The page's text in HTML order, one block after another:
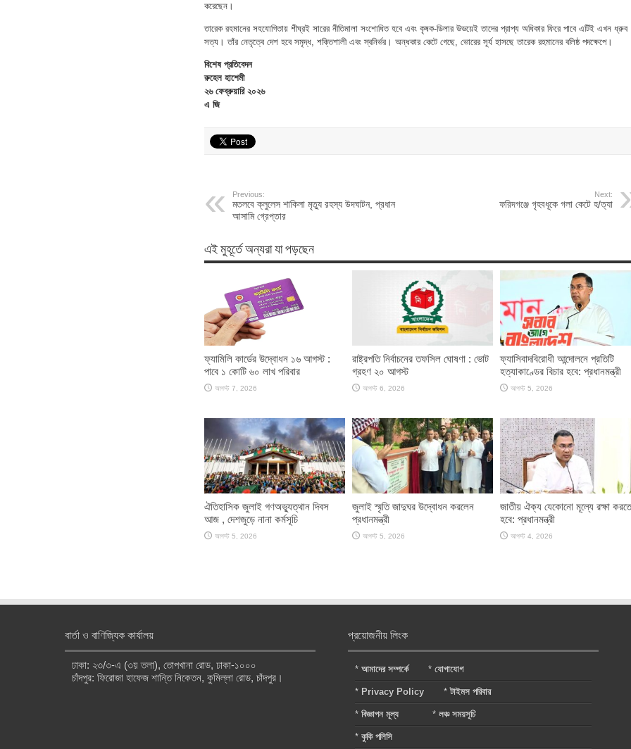
করেছেন।
তারেক রহমানের সহযোগিতায় শীঘ্রই সারের নীতিমালা সংশোধিত হবে এবং কৃষক-ডিলার উভয়েই তাদের প্রাপ্য অধিকার ফিরে পাবে এটিই এখন ধ্রুব
সত্য। তাঁর নেতৃত্বে দেশ হবে সমৃদ্ধ, শক্তিশালী এবং স্বনির্ভর। অন্ধকার কেটে গেছে, ভোরের সূর্য হাসছে তারেক রহমানের বলিষ্ঠ পদক্ষেপে।
বিশেষ প্রতিবেদন
রুহেল হাশেমী
২৬ ফেব্রুয়ারি ২০২৬
এ জি
Previous:
মতলবে ক্লুলেস শাকিলা মৃত্যু রহস্য উদঘাটন, প্রধান
আসামি গ্রেপ্তার
Next:
ফরিদগঞ্জে গৃহবধূকে গলা কেটে হ/ত্যা
এই মুহূর্তে অন্যরা যা পড়ছেন
ফ্যামিলি কার্ডের উদ্বোধন ১৬ আগস্ট :
পাবে ১ কোটি ৬০ লাখ পরিবার
আগস্ট 7, 2026
রাষ্ট্রপতি নির্বাচনের তফসিল ঘোষণা : ভোট
গ্রহণ ২০ আগস্ট
আগস্ট 6, 2026
ফ্যাসিবাদবিরোধী আন্দোলনে প্রতিটি
হত্যাকাণ্ডের বিচার হবে: প্রধানমন্ত্রী
আগস্ট 5, 2026
ঐতিহাসিক জুলাই গণঅভ্যুত্থান দিবস
আজ , দেশজুড়ে নানা কর্মসূচি
আগস্ট 5, 2026
জুলাই স্মৃতি জাদুঘর উদ্বোধন করলেন
প্রধানমন্ত্রী
আগস্ট 5, 2026
জাতীয় ঐক্য যেকোনো মূল্যে রক্ষা করতে
হবে: প্রধানমন্ত্রী
আগস্ট 4, 2026
বার্তা ও বাণিজ্যিক কার্যালয়
ঢাকা: ২৩/৩-এ (৩য় তলা), তোপখানা রোড, ঢাকা-১০০০
চাঁদপুর: ফিরোজা হাফেজ শান্তি নিকেতন, কুমিল্লা রোড, চাঁদপুর।
প্রয়োজনীয় লিংক
*আমাদের সম্পর্কে *যোগাযোগ
* Privacy Policy *টাইমস পরিবার
*বিজ্ঞাপন মূল্য *লঞ্চ সময়সূচি
*কুকি পলিসি